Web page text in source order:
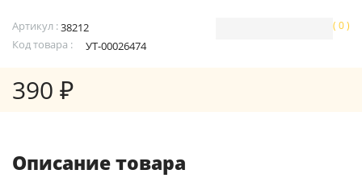
Артикул :38212
Код товара :
УТ-00026474
( 0 )
390 ₽
Описание товара